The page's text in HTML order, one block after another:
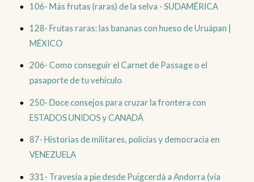
106- Más frutas (raras) de la selva - SUDAMÉRICA
128- Frutas raras: las bananas con hueso de Uruápan |
MÉXICO
206- Como conseguir el Carnet de Passage o el
pasaporte de tu vehículo
250- Doce consejos para cruzar la frontera con
ESTADOS UNIDOS y CANADÁ
87- Historias de militares, policías y democracia en
VENEZUELA
331- Travesía a pie desde Puigcerdà a Andorra (vía